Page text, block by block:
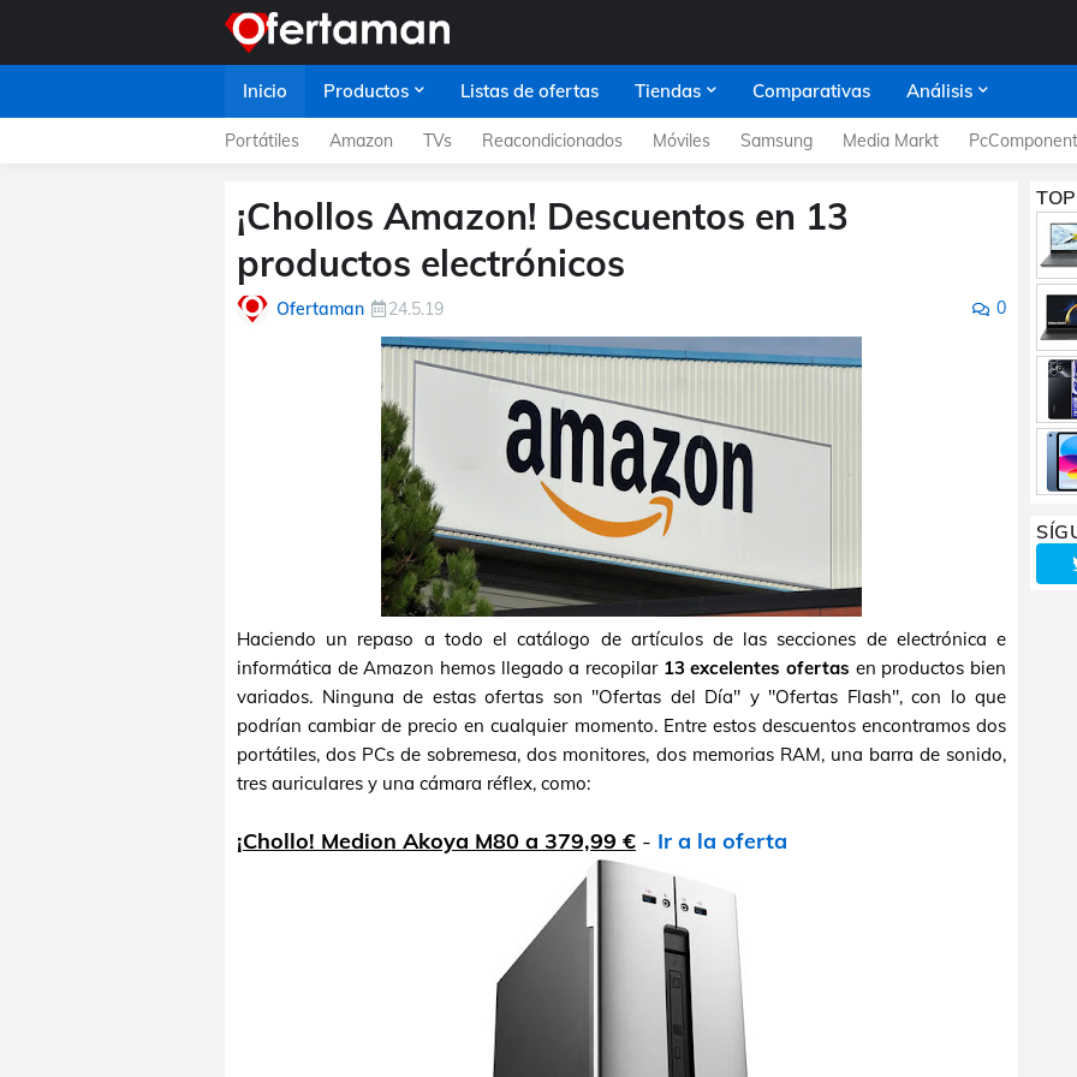
Inicio Productos Listas de ofertas Tiendas Comparativas Análisis
Portátiles Amazon TVs Reacondicionados Móviles Samsung Media Markt
¡Chollos Amazon! Descuentos en 13
productos electrónicos
Ofertaman 24.5.19 0
Haciendo un repaso a todo el catálogo de artículos de las secciones de electrónica e
informática de Amazon hemos llegado a recopilar 13 excelentes ofertas en productos bien
variados. Ninguna de estas ofertas son "Ofertas del Día" y "Ofertas Flash", con lo que
podrían cambiar de precio en cualquier momento. Entre estos descuentos encontramos dos
portátiles, dos PCs de sobremesa, dos monitores, dos memorias RAM, una barra de sonido,
tres auriculares y una cámara réflex, como:
¡Chollo! Medion Akoya M80 a 379,99 € - Ir a la oferta